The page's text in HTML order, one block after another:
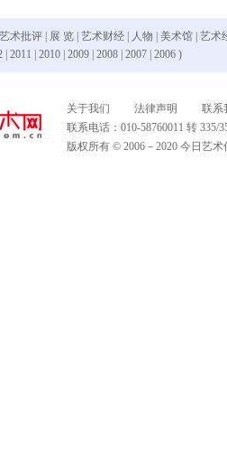
艺术批评 展 览 艺术财经 人物 美术馆 艺术
2011 2010 2009 2008 2007 2006 )
关于我们 法律声明
联系
联系电话：010-58760011 转
版权所有 © 2006－2020 今日艺